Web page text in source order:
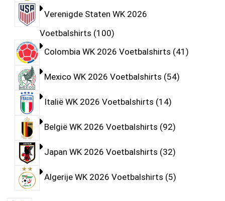
Verenigde Staten WK 2026
Voetbalshirts 100
Colombia WK 2026 Voetbalshirts 41
Mexico WK 2026 Voetbalshirts 54
Italië WK 2026 Voetbalshirts 14
België WK 2026 Voetbalshirts 92
Japan WK 2026 Voetbalshirts 32
Algerije WK 2026 Voetbalshirts 5